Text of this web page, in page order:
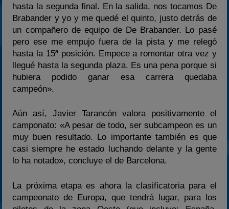
hasta la segunda final. En la salida, nos tocamos De
Brabander y yo y me quedé el quinto, justo detrás de
un compañero de equipo de De Brabander. Lo pasé
pero ese me empujo fuera de la pista y me relegó
hasta la 15ª posición. Empece a romontar otra vez y
llegué hasta la segunda plaza. Es una pena porque si
hubiera podido ganar esa carrera quedaba
campeón».
Aún así, Javier Tarancón valora positivamente el
camponato: «A pesar de todo, ser subcampeon es un
muy buen resultado. Lo importante también es que
casi siempre he estado luchando delante y la gente
lo ha notado», concluye el de Barcelona.
La próxima etapa es ahora la clasificatoria para el
campeonato de Europa, que tendrá lugar, para los